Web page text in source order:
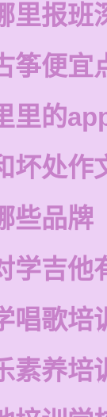
里报班
筝便宜
里的
坏处作
些品牌
学吉他
唱歌培
素养培